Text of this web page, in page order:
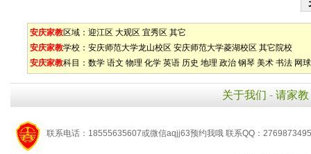
安庆家教区域： 迎江区 大观区 宜秀区 其它
安庆家教学校： 安庆师范大学龙山校区 安庆师范大学菱湖校区 其它院校
安庆家教科目： 数学 语文 物理 化学 英语 历史 地理 政治 钢琴 美术 书法 网球
关于我们 - 请家教
联系电话：18555635607或微信aqjj63预约我哦 联系QQ：